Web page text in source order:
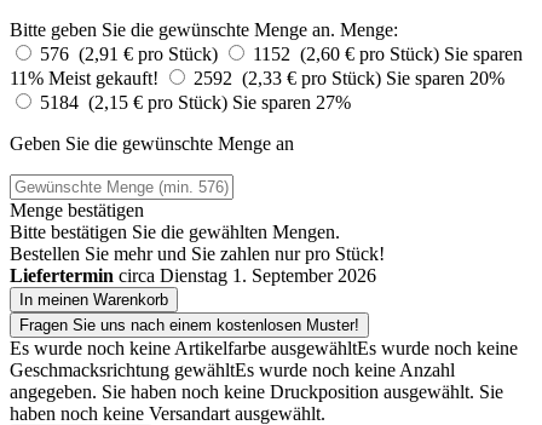
Bitte geben Sie die gewünschte Menge an. Menge:
576 (2,91 € pro Stück)
1152 (2,60 € pro Stück) Sie sparen
11% Meist gekauft! 2592 (2,33 € pro Stück) Sie sparen 20%
5184 (2,15 € pro Stück) Sie sparen 27%
Geben Sie die gewünschte Menge an
Menge bestätigen
Bitte bestätigen Sie die gewählten Mengen.
Bestellen Sie mehr und Sie zahlen nurpro Stück!
Liefertermin circa Dienstag 1. September 2026
In meinen Warenkorb
Fragen Sie uns nach einem kostenlosen Muster!
Es wurde noch keine Artikelfarbe ausgewähltEs wurde noch keine
Geschmacksrichtung gewähltEs wurde noch keine Anzahl
angegeben. Sie haben noch keine Druckposition ausgewählt. Sie
haben noch keine Versandart ausgewählt.